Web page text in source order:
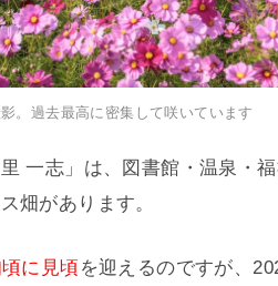
。過去最高に密集して咲いています
一志」は、図書館・温泉・
畑があります。
に見頃を迎えるのですが、